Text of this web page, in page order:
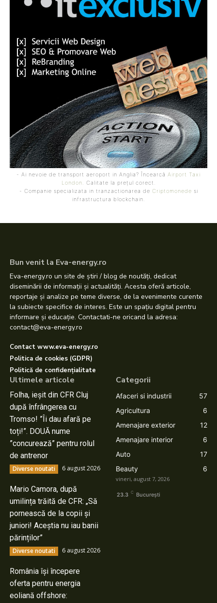
- Ai nevoie de transport aeroport in Anglia? Încearcă Airport Taxi
London . Calitate la prețul corect.
- Companie specializata in tranzactionarea de Criptomonede si
infrastructura blockchain.
Bun venit la Eva-energy.ro
Eva-energy.ro un site de știri / blog de noutăți, dedicat
diseminării de informații și actualități. Acesta oferă articole,
reportaje și analize pe teme diverse, de la evenimente curente
la subiecte specifice de interes. Este un spațiu digital pentru
informare și educație. Contactati-ne oricand la adresa:
contact@eva-energy.ro
Contact www.eva-energy.ro
Politica de cookies (GDPR)
Politică de confidențialitate
Ultimele articole
Folha, ieșit din CFR Cluj
după înfrângerea cu
Tromso! ”Îi dau afară pe
toți!”. DOUĂ nume
”concurează” pentru rolul
de antrenor
Diverse noutati 6 august 2026
Mario Camora, după
umilința trăită de CFR: „Să
pornească de la copii și
juniori! Aceștia nu iau banii
părinților”
Diverse noutati 6 august 2026
România își începere
oferta pentru energia
eoliană offshore:
Categorii
Afaceri si industrii
57
Agricultura
6
Amenajare exterior
12
Amenajare interior
6
Auto
17
Beauty
6
vineri, august 7, 2026
23.3 C București